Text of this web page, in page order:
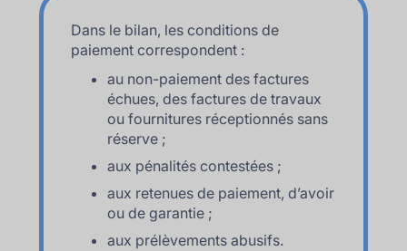
Dans le bilan, les conditions de
paiement correspondent :
au non-paiement des factures
échues, des factures de travaux
ou fournitures réceptionnés sans
réserve ;
aux pénalités contestées ;
aux retenues de paiement, d’avoir
ou de garantie ;
aux prélèvements abusifs.